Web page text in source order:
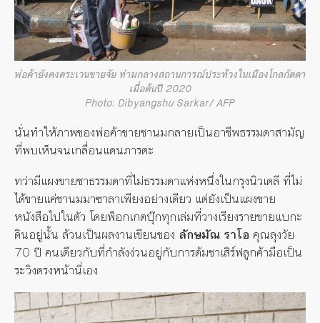
พ่อค้ายังคงตระเวนขายจัย ท่ามกลางสถานการณ์ประท้วงในเมืองโกลกัตตา
เมื่อต้นปี 2020
Photo: Dibyangshu Sarkar/ AFP
นั่นทำให้ภาพของพ่อค้าขายชานมกลายเป็นอาชีพธรรมดาสามัญ
ที่พบเห็นจนเกลื่อนแดนภารตะ
ทว่ามีแผงขายชาธรรมดาที่ไม่ธรรมดาแห่งหนึ่งในกรุงนิวเดลี ที่ไม่
ได้ขายแค่ชานมมาซาลาเพียงอย่างเดียว แต่ยังเป็นแผงขาย
หนังสือไปในตัว โดยพ็อกเกตบุ๊กทุกเล่มที่วางเรียงรายขายแบกะ
ดินอยู่นั้น ล้วนเป็นผลงานเขียนของ ลักษมัณ ราโอ คุณลุงวัย
70 ปี คนเดียวกับที่กำลังง่วนอยู่กับการต้มชาเสิร์ฟลูกค้ามือเป็น
ระวิงตรงหน้านี่เอง